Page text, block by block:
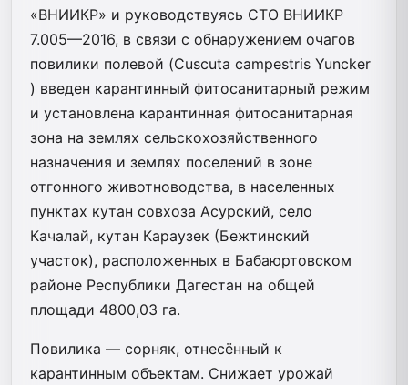
«ВНИИКР» и руководствуясь СТО ВНИИКР
7.005—2016, в связи с обнаружением очагов
повилики полевой (Cuscuta campestris Yuncker
) введен карантинный фитосанитарный режим
и установлена карантинная фитосанитарная
зона на землях сельскохозяйственного
назначения и землях поселений в зоне
отгонного животноводства, в населенных
пунктах кутан совхоза Асурский, село
Качалай, кутан Караузек (Бежтинский
участок), расположенных в Бабаюртовском
районе Республики Дагестан на общей
площади 4800,03 га.
Повилика — сорняк, отнесённый к
карантинным объектам. Снижает урожай